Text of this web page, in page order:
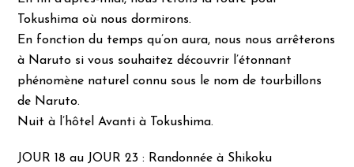
Tokushima où nous dormirons.
En fonction du temps qu’on aura, nous nous arrêterons
à Naruto si vous souhaitez découvrir l’étonnant
phénomène naturel connu sous le nom de tourbillons
de Naruto.
Nuit à l’hôtel Avanti à Tokushima.
JOUR 18 au JOUR 23 : Randonnée à Shikoku